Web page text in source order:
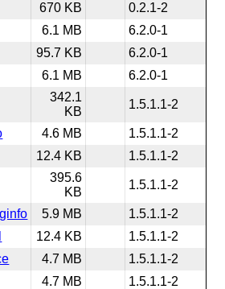
670 KB
0.2.1-2
6.1 MB
6.2.0-1
95.7 KB
6.2.0-1
6.1 MB 6.2.0-1
342.1
KB
1.5.1.1-2
4.6 MB
1.5.1.1-2
12.4 KB 1.5.1.1-2
395.6
KB
1.5.1.1-2
5.9 MB
1.5.1.1-2
12.4 KB
1.5.1.1-2
4.7 MB
1.5.1.1-2
4.7 MB
1.5.1.1-2